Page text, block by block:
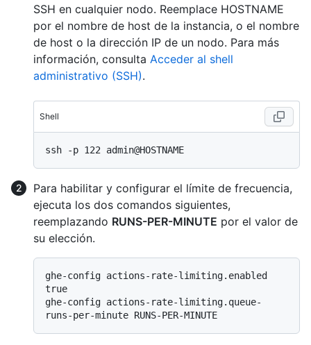
SSH en cualquier nodo. Reemplace HOSTNAME
por el nombre de host de la instancia, o el nombre
de host o la dirección IP de un nodo. Para más
información, consulta Acceder al shell
administrativo (SSH).
Shell
Para habilitar y configurar el límite de frecuencia,
ejecuta los dos comandos siguientes,
reemplazando RUNS-PER-MINUTE por el valor de
su elección.
ghe-config actions-rate-limiting.enabled
true
ghe-config actions-rate-limiting.queue-